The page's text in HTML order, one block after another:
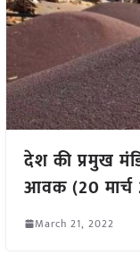
देश की प्रमुख
आवक (20
March 21, 2022